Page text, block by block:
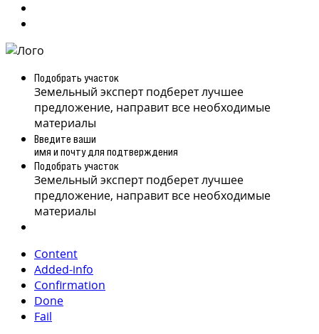
Подобрать участок
Земельный эксперт подберет лучшее
предложение, направит все необходимые
материалы
Введите ваши
имя и почту для подтверждения
Подобрать участок
Земельный эксперт подберет лучшее
предложение, направит все необходимые
материалы
Content
Added-info
Confirmation
Done
Fail